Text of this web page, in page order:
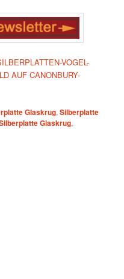
VOGEL-
AUF CANONBURY-
Glaskrug,Silberplatte
Glaskrug,